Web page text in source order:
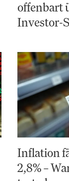
offenbart
Investor-
Inflation
2,8% –